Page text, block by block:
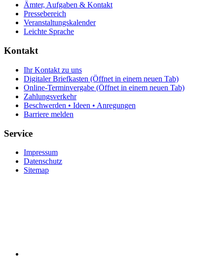
Ämter, Aufgaben & Kontakt
Pressebereich
Veranstaltungskalender
Leichte Sprache
Kontakt
Ihr Kontakt zu uns
Digitaler Briefkasten (Öffnet in einem neuen Tab)
Online-Terminvergabe (Öffnet in einem neuen Tab)
Zahlungsverkehr
Beschwerden • Ideen • Anregungen
Barriere melden
Service
Impressum
Datenschutz
Sitemap